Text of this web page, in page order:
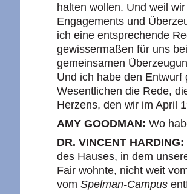
halten wollen. Und weil
Engagements und
ich eine entsprechende
gewissermaßen für uns
gemeinsamen
Und ich habe den
Wesentlichen die Rede,
Herzens, den wir im April
AMY GOODMAN: Wo
DR. VINCENT HARDING:
des Hauses, in dem
Fair wohnte, nicht weit
vom Spelman-Campus